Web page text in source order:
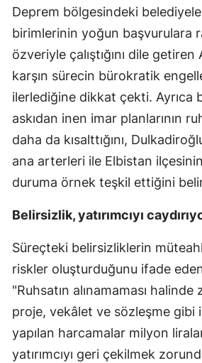
Deprem bölgesindeki
birimlerinin yoğun başvurulara
özveriyle çalıştığını dile
karşın sürecin bürokratik
ilerlediğine dikkat çekti. Ayrıca
askıdan inen imar planlarının
daha da kısalttığını,
ana arterleri ile Elbistan
duruma örnek teşkil ettiğini
Belirsizlik, yatırımcıyı
Süreçteki belirsizliklerin
riskler oluşturduğunu ifade
"Ruhsatın alınamaması
proje, vekâlet ve sözleşme gibi
yapılan harcamalar milyon
yatırımcıyı geri çekilmek